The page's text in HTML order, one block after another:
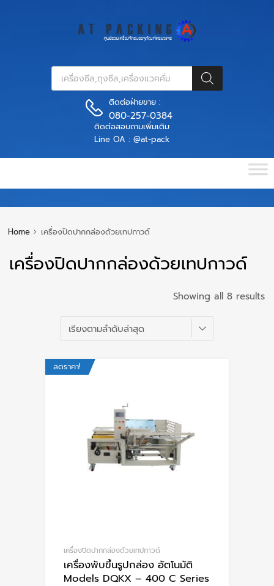
ติดต่อฝ่ายขาย :
080-257-0384
ติดต่อสอบถามเพิ่มเติม
Line OA : @at-pack
Home เครื่องปิดปากกล่องด้วยเทปกาวด์
เครื่องปิดปากกล่องด้วยเทปกาวด์
Showing all 8 results
ลดราคา!
เครื่องปิดปากกล่องด้วยเทปกาวด์
เครื่องพับขึ้นรูปกล่อง อัตโนมัติ
Models DQKX – 400 C Series